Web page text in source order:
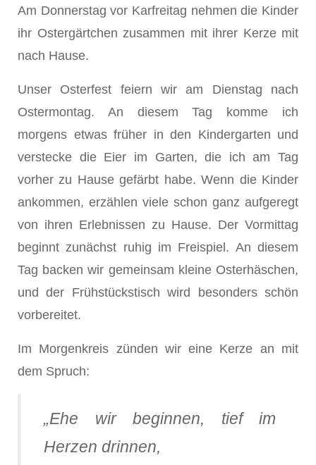
Am Donnerstag vor Karfreitag nehmen die Kinder
ihr Ostergärtchen zusammen mit ihrer Kerze mit
nach Hause.
Unser Osterfest feiern wir am Dienstag nach
Ostermontag. An diesem Tag komme ich
morgens etwas früher in den Kindergarten und
verstecke die Eier im Garten, die ich am Tag
vorher zu Hause gefärbt habe. Wenn die Kinder
ankommen, erzählen viele schon ganz aufgeregt
von ihren Erlebnissen zu Hause. Der Vormittag
beginnt zunächst ruhig im Freispiel. An diesem
Tag backen wir gemeinsam kleine Osterhäschen,
und der Frühstückstisch wird besonders schön
vorbereitet.
Im Morgenkreis zünden wir eine Kerze an mit
dem Spruch:
„Ehe wir beginnen, tief im
Herzen drinnen,